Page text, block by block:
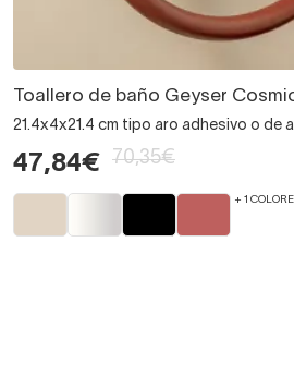
Toallero de baño Geyser
21.4x4x21.4 cm tipo aro adhesivo o de
47,84€ 70,35€
+ 1